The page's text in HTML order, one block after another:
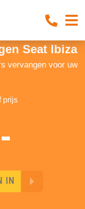
Seat Ibiza
vervangen voor uw
prijs